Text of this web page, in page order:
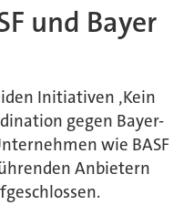
und Bayer
Initiativen ‚Kein
gegen Bayer-
wie BASF
Anbietern